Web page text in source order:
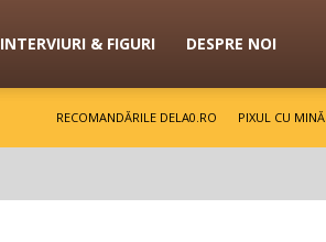
INTERVIURI & FIGURI DESPRE NOI
RECOMANDĂRILE DELA0.RO PIXUL CU MINĂ